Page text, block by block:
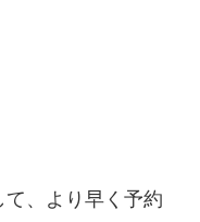
、より早く予約